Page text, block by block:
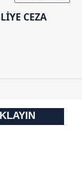
CEZA